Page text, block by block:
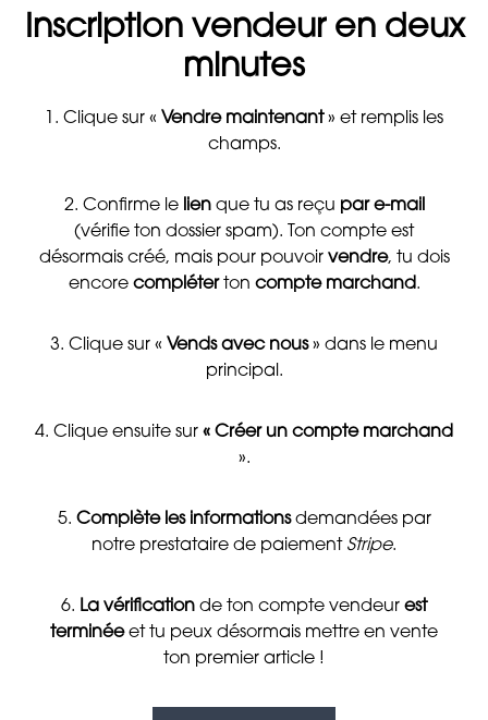
Inscription vendeur en deux
minutes
1. Clique sur « Vendre maintenant» et remplis les
champs.
2. Confirme le lienque tu as reçu par e-mail
(vérifie ton dossier spam). Ton compte est
désormais créé, mais pour pouvoir vendre, tu dois
encore compléterton compte marchand.
3. Clique sur « Vends avec nous» dans le menu
principal.
4. Clique ensuite sur « Créer un compte marchand
».
5. Complète les informationsdemandées par
notre prestataire de paiement Stripe.
6. La vérification de ton compte vendeur est
terminéeet tu peux désormais mettre en vente
ton premier article !